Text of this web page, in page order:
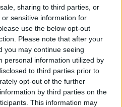
sharing to third parties, or
sensitive information for
use the below opt-out
Please note that after your
you may continue seeing
personal information utilized by
to third parties prior to
opt-out of the further
by third parties on the
This information may
un bando
nuove